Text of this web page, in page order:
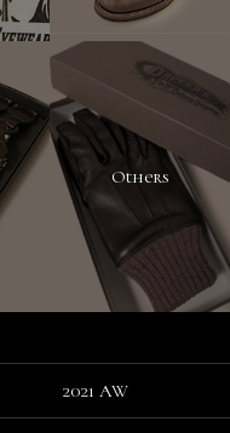
Others
2021 AW